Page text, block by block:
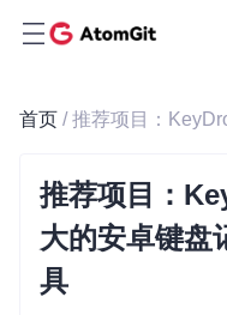
首页
推荐项目：
大的安卓键盘
具